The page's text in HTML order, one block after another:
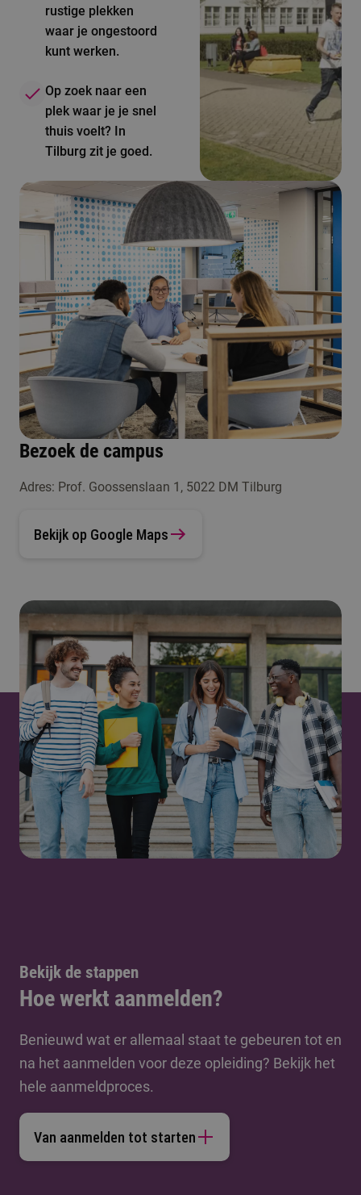
rustige plekken
waar je ongestoord
kunt werken.
Op zoek naar een
plek waar je je snel
thuis voelt? In
Tilburg zit je goed.
Bezoek de campus
Adres: Prof. Goossenslaan 1, 5022 DM Tilburg
Bekijk op Google Maps
Bekijk de stappen
Hoe werkt aanmelden?
Benieuwd wat er allemaal staat te gebeuren tot en
na het aanmelden voor deze opleiding? Bekijk het
hele aanmeldproces.
Van aanmelden tot starten